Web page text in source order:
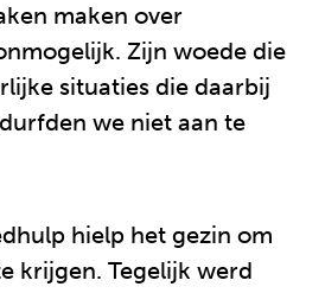
maken over
Zijn woede die
situaties die daarbij
we niet aan te
hielp het gezin om
krijgen. Tegelijk werd